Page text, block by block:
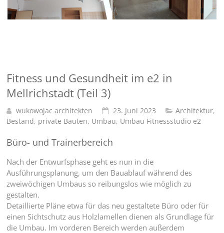
Fitness und Gesundheit im e2 in
Mellrichstadt (Teil 3)
wukowojac architekten 23. Juni 2023 Architektur,
Bestand, private Bauten, Umbau, Umbau Fitnessstudio e2
Büro- und Trainerbereich
Nach der Entwurfsphase geht es nun in die
Ausführungsplanung, um den Bauablauf während des
zweiwöchigen Umbaus so reibungslos wie möglich zu
gestalten.
Detaillierte Pläne etwa für das neu gestaltete Büro oder für
einen Sichtschutz aus Holzlamellen dienen als Grundlage für
die Umbau. Im vorderen Bereich werden außerdem